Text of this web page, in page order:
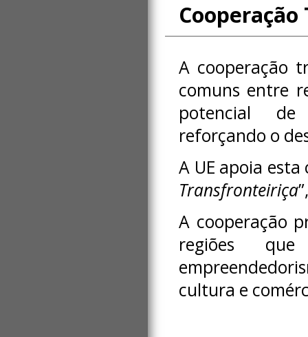
A cooperação
comuns entre
potencial de
reforçando o
A UE apoia
Transfronteiriça
A cooperação
regiões
cultura e